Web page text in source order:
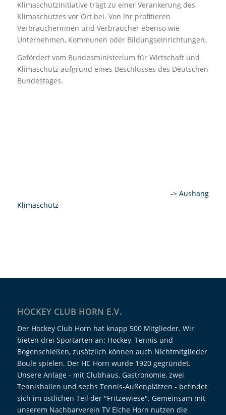
Klimaschutzinitiative trägt zu einer Verankerung des
Klimaschutzes vor Ort bei. Von ihr profitieren
Verbraucherinnen und Verbraucher ebenso wie
Unternehmen, Kommunen oder Bildungseinrichtungen.
Gefördert vom Bundesministerium für Wirtschaft und
Klimaschutz aufgrund eines Beschlusses des Deutschen
Bundestages.
-> Aushang
Klimaschutz
HOCKEY CLUB HORN E.V.
Der Hockey Club Horn hat knapp 500 Mitglieder. Wir
bieten drei Sportarten an: Hockey, Tennis und
Bogenschießen, zusätzlich können auch Nichtmitglieder
Boule spielen. Der HC Horn wurde 1920 gegründet.
Unsere Anlage - mit Clubhaus, Gastronomie, zwei
Tennishallen und sechs Tennis-Außenplätzen - befindet
sich im östlichen Teil der "Fritzewiese". Gemeinsam mit
unserem Nachbarverein TV Eiche Horn nutzen die